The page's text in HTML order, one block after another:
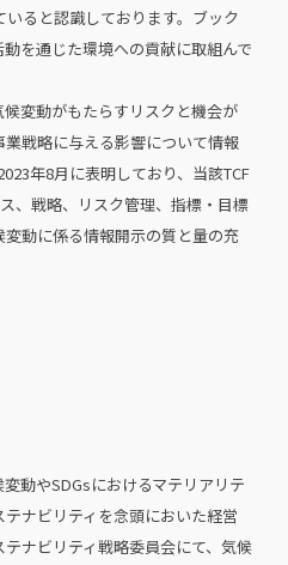
ると認識しております。ブック
を通じた環境への貢献に取組んで
変動がもたらすリスクと機会が
戦略に与える影響について情報
年8月に表明しており、当該TCF
、戦略、リスク管理、指標・目標
動に係る情報開示の質と量の充
動やSDGsにおけるマテリアリテ
ナビリティを念頭においた経営
ナビリティ戦略委員会にて、気候